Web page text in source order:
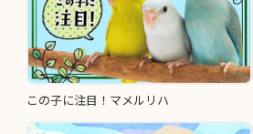
この子に注目！マメルリハ